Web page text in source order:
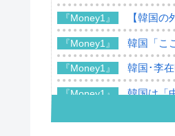
『Money1』 【韓国
『Money1』 韓国「こ
『Money1』 韓国･李
『Money1』 韓国は「